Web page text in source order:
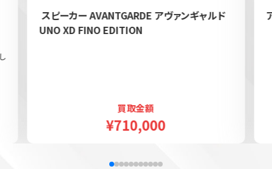
スピーカー AVANTGARDE アヴァンギャルド
UNO XD FINO EDITION
買取金額
¥710,000